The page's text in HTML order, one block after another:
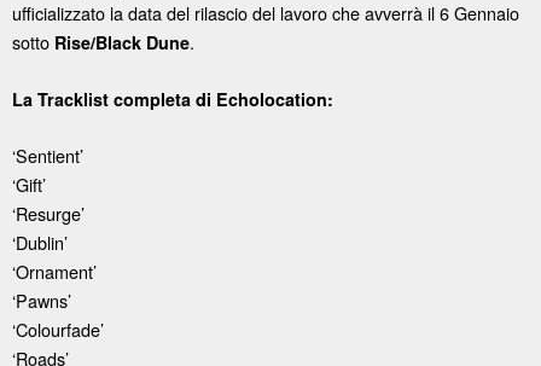
ufficializzato la data del rilascio del lavoro che avverrà il 6 Gennaio
sotto Rise/Black Dune.
La Tracklist completa di Echolocation:
‘Sentient’
‘Gift’
‘Resurge’
‘Dublin’
‘Ornament’
‘Pawns’
‘Colourfade’
‘Roads’